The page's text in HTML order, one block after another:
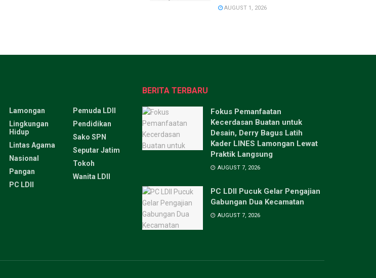
AUGUST 1, 2026
Lamongan
Lingkungan
Hidup
Lintas Agama
Nasional
Pangan
PC LDII
Pemuda LDII
Pendidikan
Sako SPN
Seputar Jatim
Tokoh
Wanita LDII
BERITA TERBARU
Fokus Pemanfaatan
Kecerdasan Buatan untuk
Desain, Derry Bagus Latih
Kader LINES Lamongan Lewat
Praktik Langsung
AUGUST 7, 2026
PC LDII Pucuk Gelar Pengajian
Gabungan Dua Kecamatan
AUGUST 7, 2026